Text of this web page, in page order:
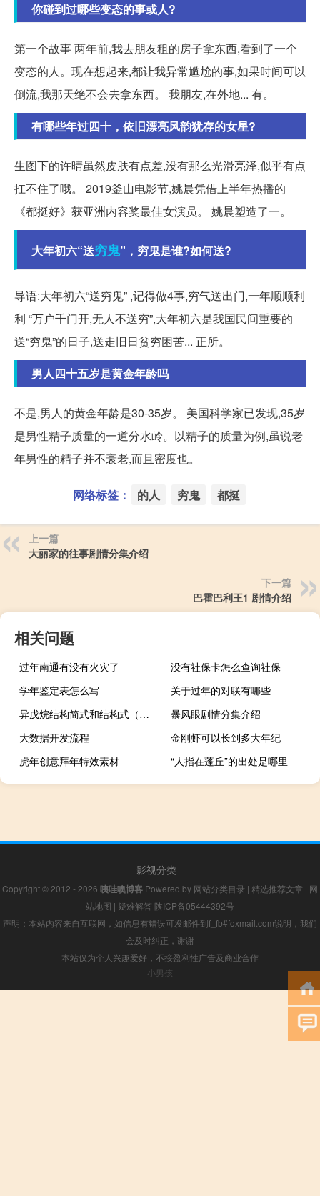
你碰到过哪些变态的事或人?
第一个故事 两年前,我去朋友租的房子拿东西,看到了一个
变态的人。现在想起来,都让我异常尴尬的事,如果时间可以
倒流,我那天绝不会去拿东西。 我朋友,在外地... 有。
有哪些年过四十，依旧漂亮风韵犹存的女星?
生图下的许晴虽然皮肤有点差,没有那么光滑亮泽,似乎有点
扛不住了哦。 2019釜山电影节,姚晨凭借上半年热播的
《都挺好》获亚洲内容奖最佳女演员。 姚晨塑造了一。
大年初六“送穷鬼”，穷鬼是谁?如何送?
导语:大年初六“送穷鬼” ,记得做4事,穷气送出门,一年顺顺利
利 “万户千门开,无人不送穷”,大年初六是我国民间重要的
送“穷鬼”的日子,送走旧日贫穷困苦... 正所。
男人四十五岁是黄金年龄吗
不是,男人的黄金年龄是30-35岁。 美国科学家已发现,35岁
是男性精子质量的一道分水岭。以精子的质量为例,虽说老
年男性的精子并不衰老,而且密度也。
网络标签： 的人 穷鬼 都挺
上一篇
大丽家的往事剧情分集介绍
下一篇
巴霍巴利王1 剧情介绍
相关问题
过年南通有没有火灾了
没有社保卡怎么查询社保
学年鉴定表怎么写
关于过年的对联有哪些
异戊烷结构简式和结构式（异戊烷结构简式）
暴风眼剧情分集介绍
大数据开发流程
金刚虾可以长到多大年纪
虎年创意拜年特效素材
“人指在蓬丘”的出处是哪里
影视分类
Copyright © 2012 - 2026 咦哇噢博客 Powered by 网站分类目录 | 精选推荐文章 | 网
站地图 | 疑难解答 陕ICP备05444392号
声明：本站内容来自互联网，如信息有错误可发邮件到f_fb#foxmail.com说明，我们
会及时纠正，谢谢
本站仅为个人兴趣爱好，不接盈利性广告及商业合作
小男孩